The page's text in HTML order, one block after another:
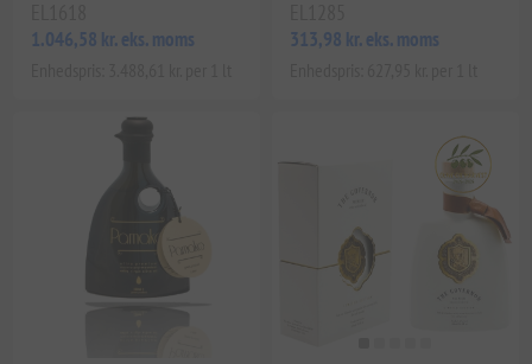
1.046,58 kr. eks. moms 313,98 kr. eks. moms